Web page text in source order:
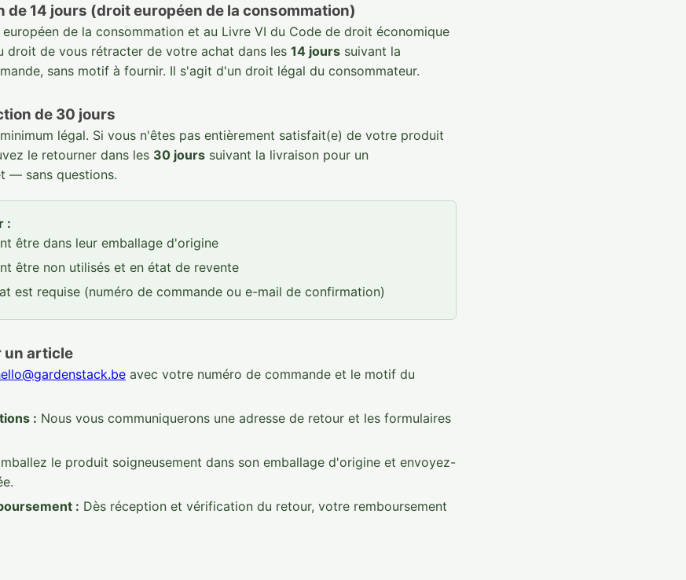
de 14 jours (droit européen de la consommation)
de la consommation et au Livre VI du Code de droit économique
droit de vous rétracter de votre achat dans les 14 jours suivant la
sans motif à fournir. Il s'agit d'un droit légal du consommateur.
de 30 jours
légal. Si vous n'êtes pas entièrement satisfait(e) de votre produit
le retourner dans les 30 jours suivant la livraison pour un
— sans questions.
:
être dans leur emballage d'origine
être non utilisés et en état de revente
est requise (numéro de commande ou e-mail de confirmation)
un article
avec votre numéro de commande et le motif du
: Nous vous communiquerons une adresse de retour et les formulaires
le produit soigneusement dans son emballage d'origine et envoyez-
: Dès réception et vérification du retour, votre remboursement